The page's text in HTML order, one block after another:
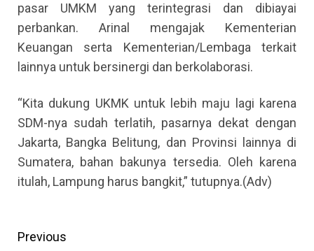
pasar UMKM yang terintegrasi dan dibiayai
perbankan. Arinal mengajak Kementerian
Keuangan serta Kementerian/Lembaga terkait
lainnya untuk bersinergi dan berkolaborasi.
“Kita dukung UKMK untuk lebih maju lagi karena
SDM-nya sudah terlatih, pasarnya dekat dengan
Jakarta, Bangka Belitung, dan Provinsi lainnya di
Sumatera, bahan bakunya tersedia. Oleh karena
itulah, Lampung harus bangkit,” tutupnya.(Adv)
Continue
Previous